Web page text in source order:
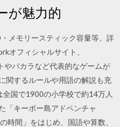
が魅力的
メモリースティック容量等、詳
オフィシャルサイト、
バカラなど代表的なゲームが
関するルールや用語の解説も充
国で1900の小学校で約14万人
「キーボー島アドベンチャ
時間」をはじめ、国語や算数、